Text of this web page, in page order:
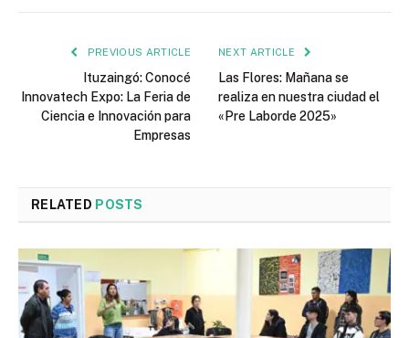
PREVIOUS ARTICLE
Ituzaingó: Conocé
Innovatech Expo: La Feria de
Ciencia e Innovación para
Empresas
NEXT ARTICLE
Las Flores: Mañana se
realiza en nuestra ciudad el
«Pre Laborde 2025»
RELATED POSTS